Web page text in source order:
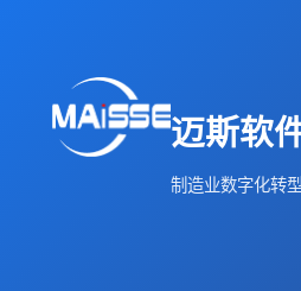
迈斯软
制造业数字化转